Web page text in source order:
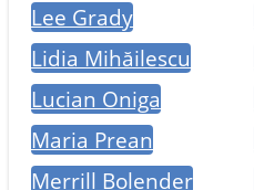
Lee Grady
Lidia Mihăilescu
Lucian Oniga
Maria Prean
Merrill Bolender